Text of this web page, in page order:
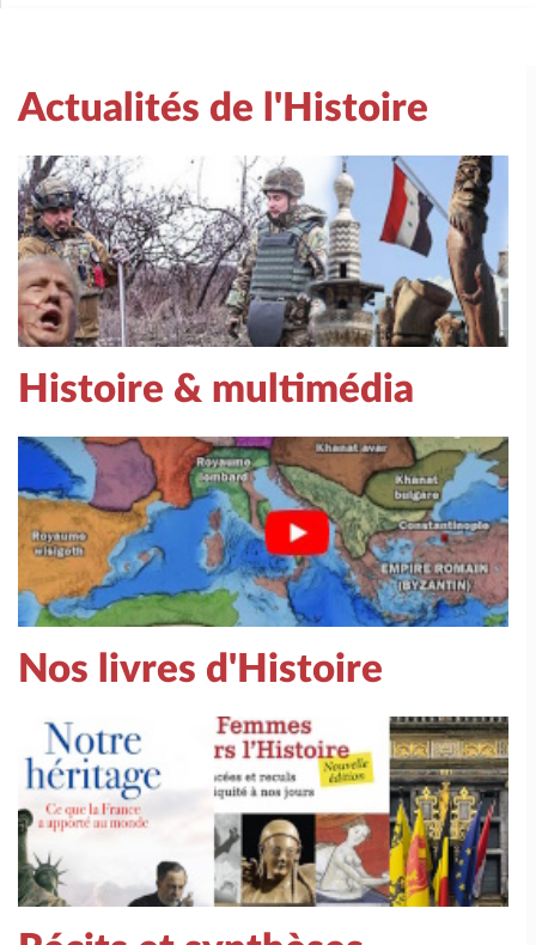
Actualités de l'Histoire
Histoire & multimédia
Nos livres d'Histoire